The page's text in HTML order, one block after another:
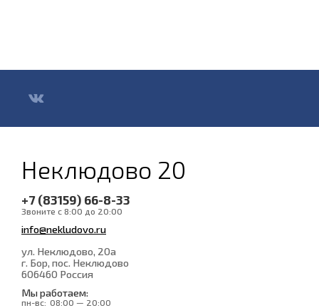
Неклюдово 20
+7 (83159) 66-8-33
Звоните с 8:00 до 20:00
info@nekludovo.ru
ул. Неклюдово, 20а
г. Бор, пос. Неклюдово
606460 Россия
Мы работаем:
пн-вс: 08:00 — 20:00